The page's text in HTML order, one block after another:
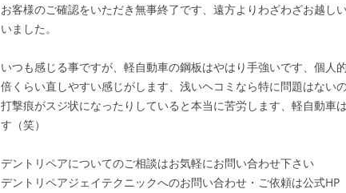
お客様のご確認をいただき無事終了です、遠方よりわざわざお越し
いました。
いつも感じる事ですが、軽自動車の鋼板はやはり手強いです、個人
倍くらい直しやすい感じがします、浅いヘコミなら特に問題はない
打撃痕がスジ状になったりしていると本当に苦労します、軽自動車
す（笑）
デントリペアについてのご相談はお気軽にお問い合わせ下さい
デントリペアジェイテクニックへのお問い合わせ・ご依頼は公式